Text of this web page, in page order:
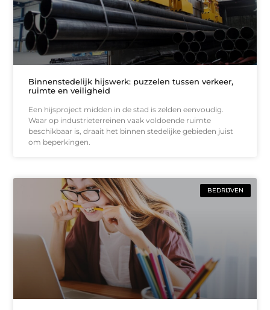
Binnenstedelijk hijswerk: puzzelen tussen verkeer,
ruimte en veiligheid
Een hijsproject midden in de stad is zelden eenvoudig.
Waar op industrieterreinen vaak voldoende ruimte
beschikbaar is, draait het binnen stedelijke gebieden juist
om beperkingen.
BEDRIJVEN